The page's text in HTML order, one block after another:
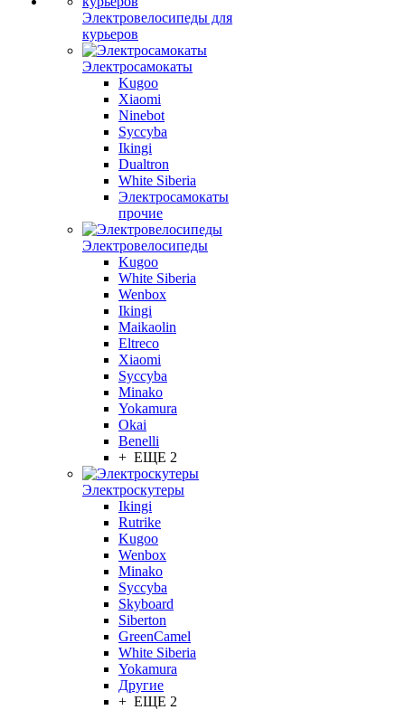
Электровелосипеды для
курьеров
Электросамокаты
Kugoo
Xiaomi
Ninebot
Syccyba
Ikingi
Dualtron
White Siberia
Электросамокаты
прочие
Электровелосипеды
Kugoo
White Siberia
Wenbox
Ikingi
Maikaolin
Eltreco
Xiaomi
Syccyba
Minako
Yokamura
Okai
Benelli
+ ЕЩЕ 2
Электроскутеры
Ikingi
Rutrike
Kugoo
Wenbox
Minako
Syccyba
Skyboard
Siberton
GreenCamel
White Siberia
Yokamura
Другие
+ ЕЩЕ 2